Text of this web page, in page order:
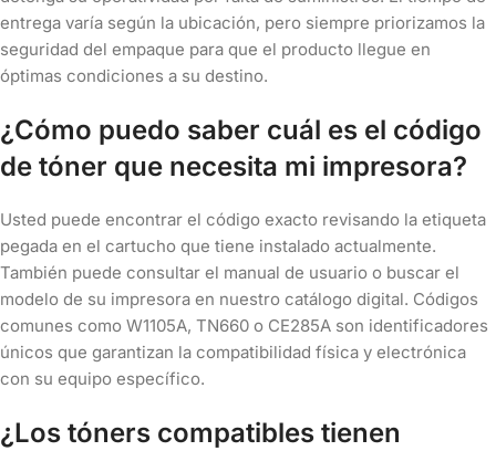
entrega varía según la ubicación, pero siempre priorizamos la
seguridad del empaque para que el producto llegue en
óptimas condiciones a su destino.
¿Cómo puedo saber cuál es el código
de tóner que necesita mi impresora?
Usted puede encontrar el código exacto revisando la etiqueta
pegada en el cartucho que tiene instalado actualmente.
También puede consultar el manual de usuario o buscar el
modelo de su impresora en nuestro catálogo digital. Códigos
comunes como W1105A, TN660 o CE285A son identificadores
únicos que garantizan la compatibilidad física y electrónica
con su equipo específico.
¿Los tóners compatibles tienen